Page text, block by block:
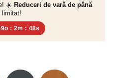
☀️ Reduceri de vară de până
limitat!
: 2m : 47s